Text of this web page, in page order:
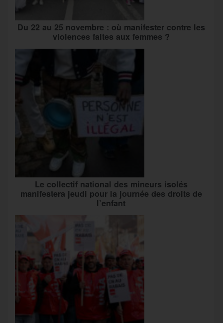
Du 22 au 25 novembre : où manifester contre les
violences faites aux femmes ?
Le collectif national des mineurs isolés
manifestera jeudi pour la journée des droits de
l’enfant